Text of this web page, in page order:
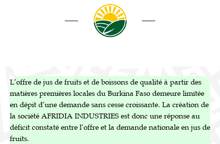
L’offre de jus de fruits et de boissons de qualité à partir des
matières premières locales du Burkina Faso demeure limitée
en dépit d’une demande sans cesse croissante. La création de
la société AFRIDIA INDUSTRIES est donc une réponse au
déficit constaté entre l’offre et la demande nationale en jus de
fruits.